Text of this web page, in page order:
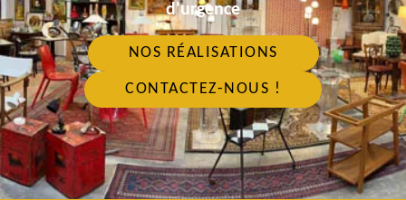
d'urgence
NOS RÉALISATIONS
CONTACTEZ-NOUS !